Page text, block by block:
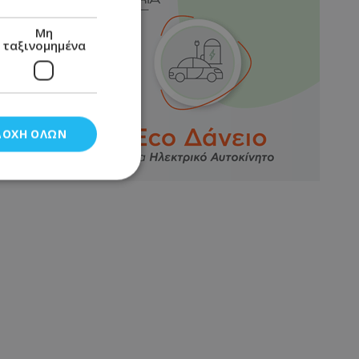
Μη
ταξινομημένα
ΌΛΩΝ
και τη
cookies.
το
του χρήστη
και